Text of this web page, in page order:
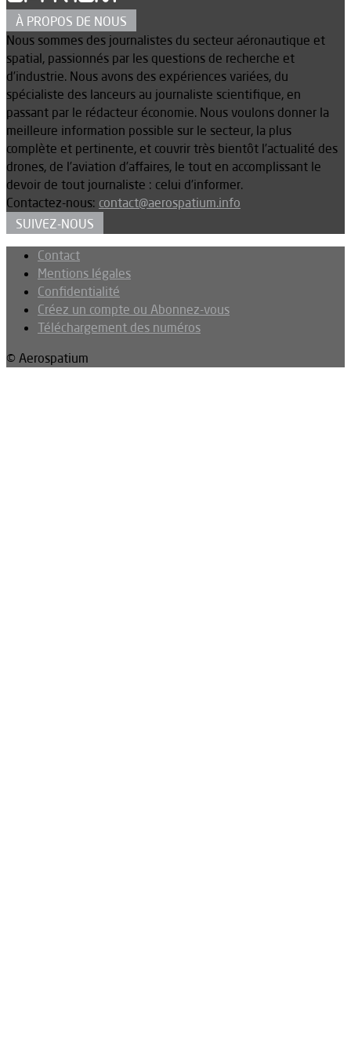
À PROPOS DE NOUS
Nous sommes des journalistes du secteur aéronautique et
spatial, passionnés par les questions de recherche et
d’industrie. Nous avons des expériences variées, du
spécialiste des lanceurs au journaliste scientifique, en
passant par le rédacteur économie. Nous voulons donner la
meilleure information possible sur le secteur, la plus
complète et pertinente, et couvrir très bientôt l’actualité des
drones, de l’aviation d’affaires, le tout en accomplissant le
devoir de tout journaliste : celui d’informer.
Contactez-nous: contact@aerospatium.info
SUIVEZ-NOUS
Contact
Mentions légales
Confidentialité
Créez un compte ou Abonnez-vous
Téléchargement des numéros
© Aerospatium